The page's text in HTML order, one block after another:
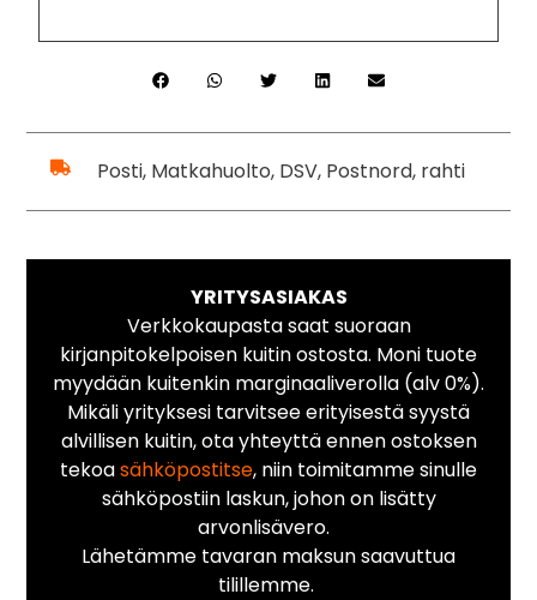
Posti, Matkahuolto, DSV, Postnord, rahti
YRITYSASIAKAS
Verkkokaupasta saat suoraan
kirjanpitokelpoisen kuitin ostosta. Moni tuote
myydään kuitenkin marginaaliverolla (alv 0%).
Mikäli yrityksesi tarvitsee erityisestä syystä
alvillisen kuitin, ota yhteyttä ennen ostoksen
tekoasähköpostitse, niin toimitamme sinulle
sähköpostiin laskun, johon on lisätty
arvonlisävero.
Lähetämme tavaran maksun saavuttua
tilillemme.